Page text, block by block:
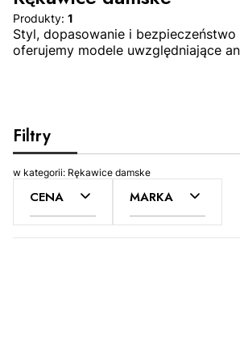
Produkty: 1
Styl, dopasowanie i
oferujemy modele uwzględniające
Filtry
w kategorii: Rękawice damske
CENA MARKA